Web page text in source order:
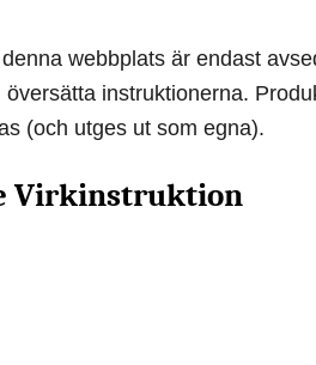
webbplats är endast
instruktionerna.
(och utges ut som egna).
Virkinstruktion